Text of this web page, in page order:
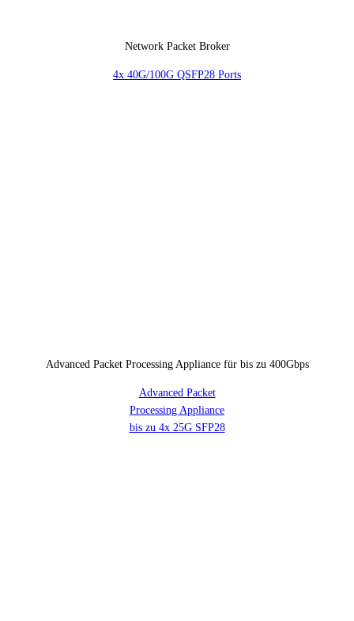
Network Packet Broker
4x 40G/100G QSFP28 Ports
Advanced Packet Processing Appliance für bis zu 400Gbps
Advanced Packet
Processing Appliance
bis zu 4x 25G SFP28